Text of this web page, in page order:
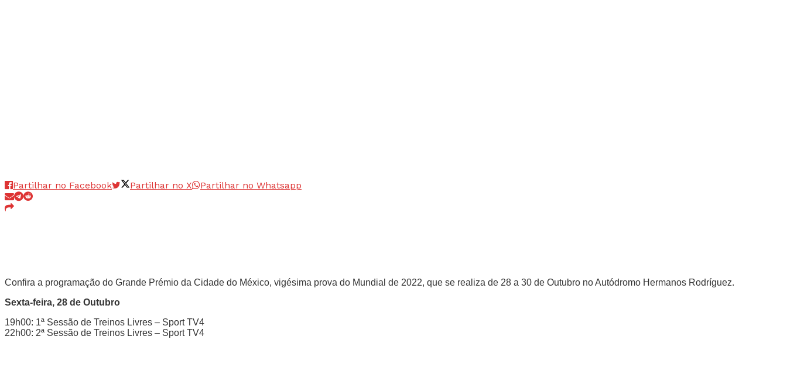
Partilhar no Facebook Partilhar no X Partilhar no Whatsapp
Confira a programação do Grande Prémio da Cidade do México, vigésima prova do Mundial de 2022, que se realiza de 28 a 30 de Outubro no Autódromo Hermanos Rodríguez.
Sexta-feira, 28 de Outubro
19h00: 1ª Sessão de Treinos Livres – Sport TV4
22h00: 2ª Sessão de Treinos Livres – Sport TV4